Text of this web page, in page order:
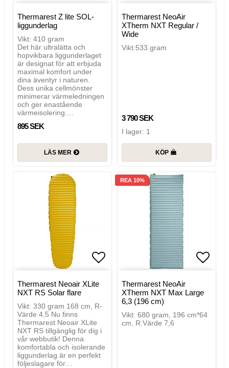
Lägg till i favoritlistan
Thermarest Z lite SOL-
liggunderlag
Vikt: 410 gram
Det här ultralätta och
hopvikbara liggunderlaget
är designat för att erbjuda
maximal komfort under
dina äventyr i naturen.
Dess unika cellmönster
minimerar värmeledningen
och ger enastående
värmeisolering.…
895 SEK
LÄS MER
Thermarest NeoAir
XTherm NXT Regular /
Wide
Vikt:533 gram
3 790 SEK
I lager: 1
KÖP
Lägg till i favoritlistan
Thermarest Neoair XLite
NXT RS Solar flare
Vikt: 330 gram 168 cm, R-
Värde 4,5 Nu finns
Thermarest Neoair XLite
NXT RS tillgänglig för dig i
vår webbutik! Denna
komfortabla och isolerande
liggunderlag är en perfekt
följeslagare för…
REA 10%
Thermarest NeoAir
XTherm NXT Max Large
6,3 (196 cm)
Vikt: 680 gram, 196 cm*64
cm, R:Värde 7,6